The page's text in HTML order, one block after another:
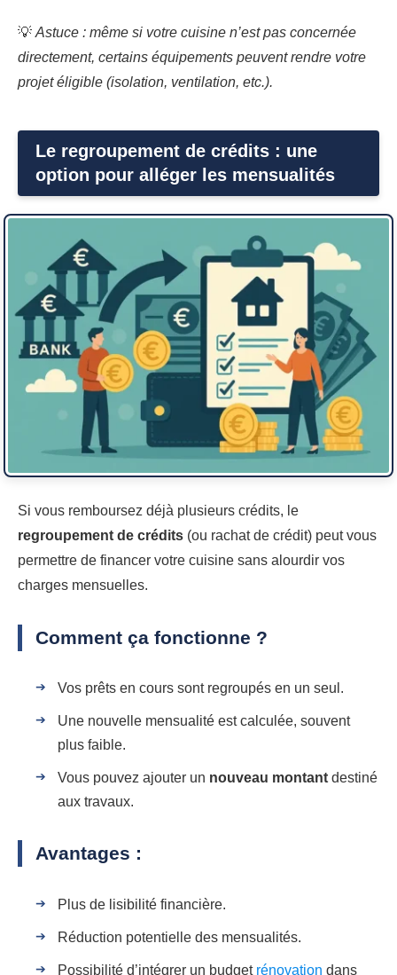
💡 Astuce : même si votre cuisine n’est pas concernée
directement, certains équipements peuvent rendre votre
projet éligible (isolation, ventilation, etc.).
Le regroupement de crédits : une
option pour alléger les mensualités
Si vous remboursez déjà plusieurs crédits, le
regroupement de crédits (ou rachat de crédit) peut vous
permettre de financer votre cuisine sans alourdir vos
charges mensuelles.
Comment ça fonctionne ?
Vos prêts en cours sont regroupés en un seul.
Une nouvelle mensualité est calculée, souvent
plus faible.
Vous pouvez ajouter un nouveau montant destiné
aux travaux.
Avantages :
Plus de lisibilité financière.
Réduction potentielle des mensualités.
Possibilité d’intégrer un budget rénovation dans